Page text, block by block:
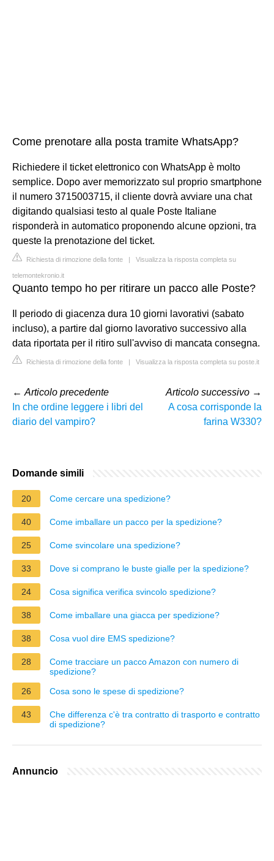
Come prenotare alla posta tramite WhatsApp?
Richiedere il ticket elettronico con WhatsApp è molto
semplice. Dopo aver memorizzato sul proprio smartphone
il numero 3715003715, il cliente dovrà avviare una chat
digitando qualsiasi testo al quale Poste Italiane
risponderà in automatico proponendo alcune opzioni, tra
queste la prenotazione del ticket.
Richiesta di rimozione della fonte | Visualizza la risposta completa su
telemontekronio.it
Quanto tempo ho per ritirare un pacco alle Poste?
Il periodo di giacenza dura 10 giorni lavorativi (sabato
incluso), a partire dal giorno lavorativo successivo alla
data riportata per il ritiro sull'avviso di mancata consegna.
Richiesta di rimozione della fonte | Visualizza la risposta completa su poste.it
← Articolo precedente
In che ordine leggere i libri del
diario del vampiro?
Articolo successivo →
A cosa corrisponde la
farina W330?
Domande simili
20 Come cercare una spedizione?
40 Come imballare un pacco per la spedizione?
25 Come svincolare una spedizione?
33 Dove si comprano le buste gialle per la spedizione?
24 Cosa significa verifica svincolo spedizione?
38 Come imballare una giacca per spedizione?
38 Cosa vuol dire EMS spedizione?
28
Come tracciare un pacco Amazon con numero di
spedizione?
26
Cosa sono le spese di spedizione?
43
Che differenza c'è tra contratto di trasporto e contratto
di spedizione?
Annuncio